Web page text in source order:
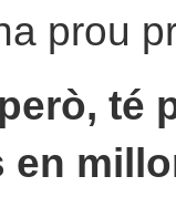
prou
té